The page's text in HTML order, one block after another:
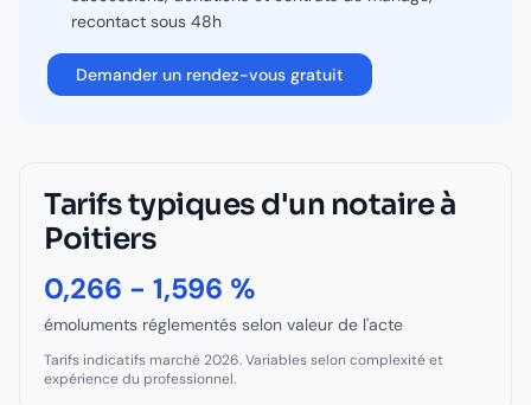
recontact sous 48h
Demander un rendez-vous gratuit
Tarifs typiques d'un notaireà
Poitiers
0,266 - 1,596 %
émoluments réglementés selon valeur de l'acte
Tarifs indicatifs marché 2026. Variables selon complexité et
expérience du professionnel.